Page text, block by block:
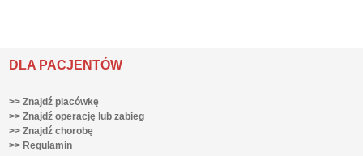
DLA PACJENTÓW
>> Znajdź placówkę
>> Znajdź operację lub zabieg
>> Znajdź chorobę
>> Regulamin